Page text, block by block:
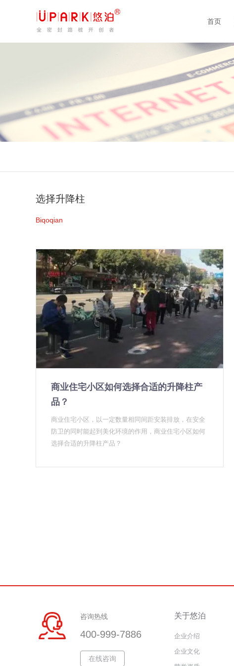
首页
选择升降柱
Biqoqian
商业住宅小区如何选择合适的升降柱产
品？
商业住宅小区，以一定数量相同间距安装排放，在安全
防卫的同时能起到美化环境的作用，商业住宅小区如何
选择合适的升降柱产品？
咨询热线
400-999-7886
在线咨询
关于悠泊
企业介绍
企业文化